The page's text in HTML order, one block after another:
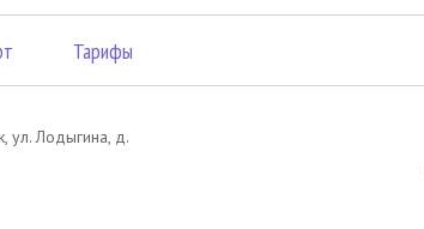
Тарифы
ул. Лодыгина, д.